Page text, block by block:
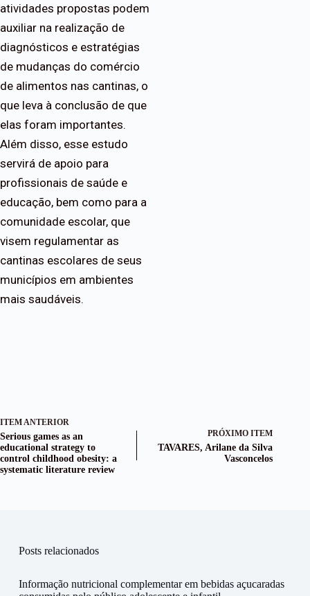
atividades propostas podem
auxiliar na realização de
diagnósticos e estratégias
de mudanças do comércio
de alimentos nas cantinas, o
que leva à conclusão de que
elas foram importantes.
Além disso, esse estudo
servirá de apoio para
profissionais de saúde e
educação, bem como para a
comunidade escolar, que
visem regulamentar as
cantinas escolares de seus
municípios em ambientes
mais saudáveis.
ITEM ANTERIOR
Serious games as an
educational strategy to
control childhood obesity: a
systematic literature review
PRÓXIMO ITEM
TAVARES, Arilane da Silva
Vasconcelos
Posts relacionados
Informação nutricional complementar em bebidas açucaradas